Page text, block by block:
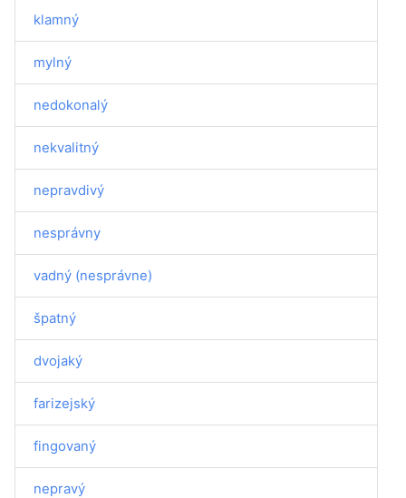
klamný
mylný
nedokonalý
nekvalitný
nepravdivý
nesprávny
vadný (nesprávne)
špatný
dvojaký
farizejský
fingovaný
nepravý